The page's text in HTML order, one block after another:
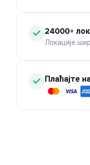
24000+
Локације
Плаћајте